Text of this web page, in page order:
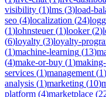
visibility (1)lms (3)load-
seo (4)localization (24)
(1)lohnsteuer(1)looker(2)
(6)loyalty (3)loyalty-
(1)machine-learning (13)
(4)make-or-buy (1)
services (1)management (1)
analysis (1)marketing (10)
platform (4)marketplace (